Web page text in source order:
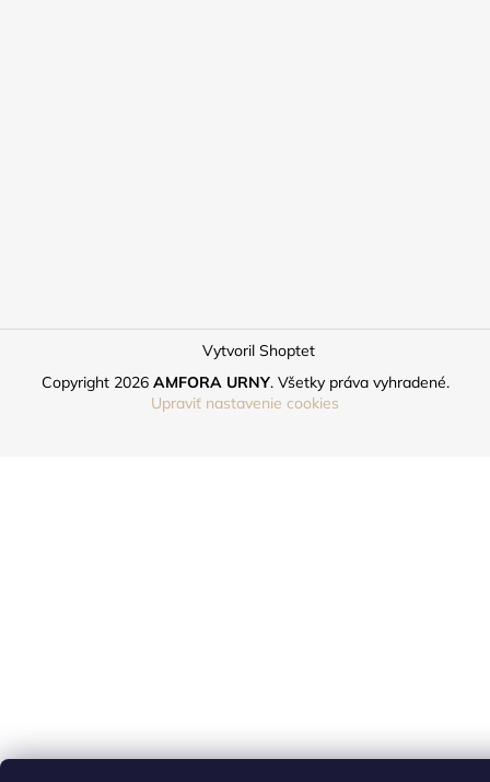
Vytvoril Shoptet
Copyright 2026 AMFORA URNY. Všetky práva vyhradené.
Upraviť nastavenie cookies